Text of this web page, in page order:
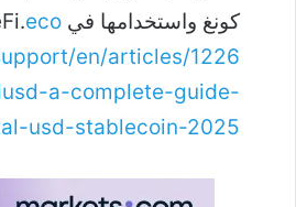
كونغ واستخدامها في DeFi. eco
en/articles/1226
a-complete-guide-
usd-stablecoin-2025